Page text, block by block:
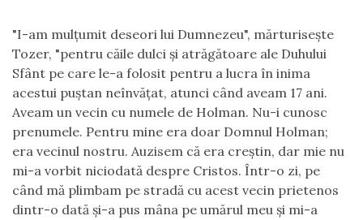
"I-am mulţumit deseori lui Dumnezeu", mărturiseşte
Tozer, "pentru căile dulci şi atrăgătoare ale Duhului
Sfânt pe care le-a folosit pentru a lucra în inima
acestui puştan neînvăţat, atunci când aveam 17 ani.
Aveam un vecin cu numele de Holman. Nu-i cunosc
prenumele. Pentru mine era doar Domnul Holman;
era vecinul nostru. Auzisem că era creştin, dar mie nu
mi-a vorbit niciodată despre Cristos. Într-o zi, pe
când mă plimbam pe stradă cu acest vecin prietenos
dintr-o dată şi-a pus mâna pe umărul meu şi mi-a